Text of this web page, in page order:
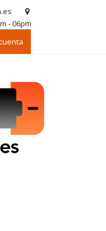
- 06pm